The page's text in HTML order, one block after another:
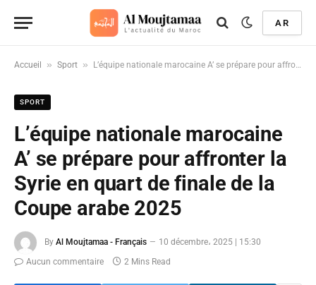
AR
Accueil » Sport » L’équipe nationale marocaine A’ se prépare pour affronter la Syrie en quart de finale de la Coupe arabe 2025
SPORT
L’équipe nationale marocaine
A’ se prépare pour affronter la
Syrie en quart de finale de la
Coupe arabe 2025
By Al Moujtamaa - Français
10 décembre، 2025 | 15:30
Aucun commentaire
2 Mins Read